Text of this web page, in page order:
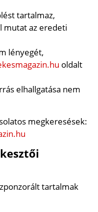
tartalmaz,
mutat az eredeti
lényegét,
oldalt
elhallgatása nem
megkeresések:
tartalmak